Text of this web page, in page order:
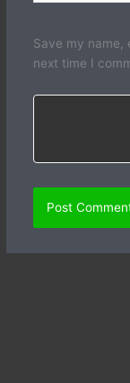
Save my name,
next time I